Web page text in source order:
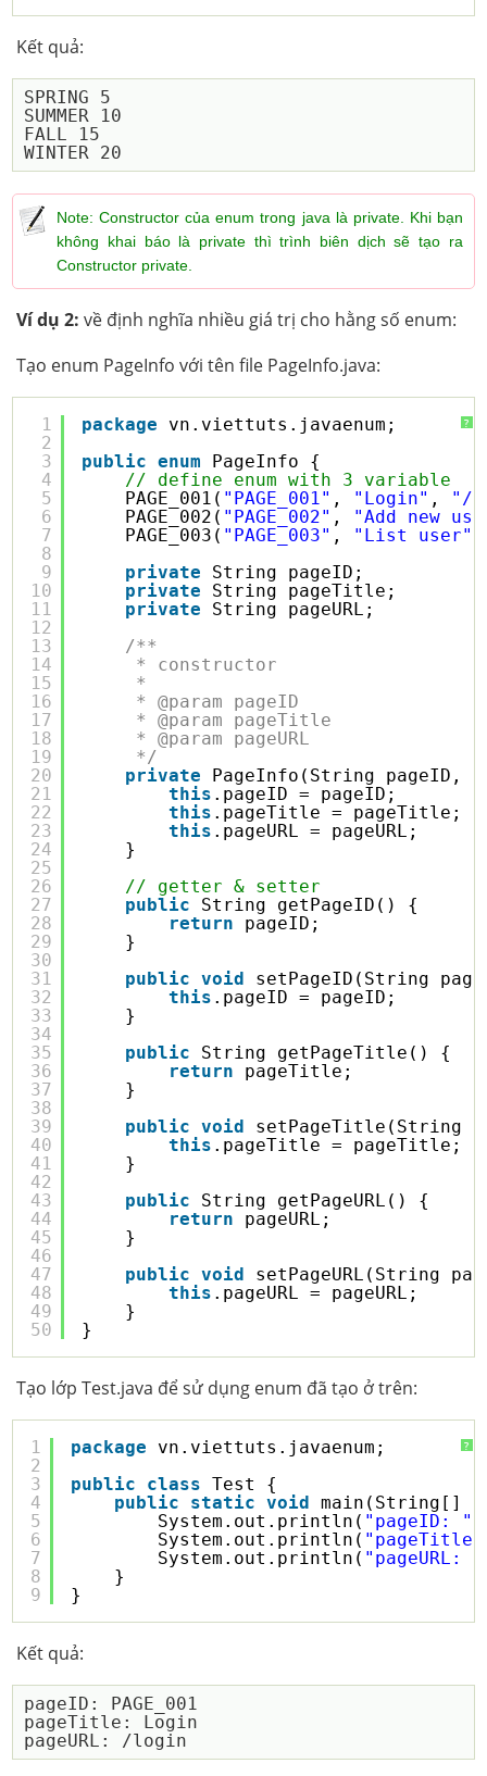
Kết quả:
SPRING 5
SUMMER 10
FALL 15
Note: Constructor của enum trong java là private. Khi bạn
không khai báo là private thì trình biên dịch sẽ tạo ra
Constructor private.
Ví dụ 2: về định nghĩa nhiều giá trị cho hằng số enum:
Tạo enum PageInfo với tên file PageInfo.java:
?
1
2
3
4
5
6
7
8
9
10
11
12
13
14
15
16
17
18
19
20
21
22
23
24
25
26
27
28
29
30
31
32
33
34
35
36
37
38
39
40
41
42
43
44
45
46
47
48
49
50
package
vn.viettuts.javaenum;
public
enum
PageInfo {
// define enum with 3 variable
PAGE_001( "PAGE_001" , "Login" , "/
PAGE_002( "PAGE_002" , "Add new
PAGE_003( "PAGE_003" , "List user"
private
String pageID;
private
String pageTitle;
private
String pageURL;
/**
* constructor
*
* @param pageID
* @param pageTitle
* @param pageURL
*/
private
PageInfo(String pageID,
this .pageID = pageID;
this .pageTitle = pageTitle;
this .pageURL = pageURL;
}
// getter & setter
public
String getPageID() {
return
pageID;
}
public
void
setPageID(String
this .pageID = pageID;
}
public
String getPageTitle() {
return
pageTitle;
}
public
void
setPageTitle(String
this .pageTitle = pageTitle;
}
public
String getPageURL() {
return
pageURL;
}
public
void
setPageURL(String
this .pageURL = pageURL;
}
}
Tạo lớp Test.java để sử dụng enum đã tạo ở trên:
?
1
2
3
4
5
6
7
8
9
package
vn.viettuts.javaenum;
public
class
Test {
public
static void
main(String[]
System.out.println( "pageID: "
System.out.println(
System.out.println( "pageURL: "
}
}
Kết quả:
pageID: PAGE_001
pageTitle: Login